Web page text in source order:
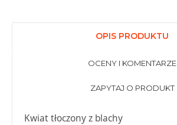
OPIS PRODUKTU
OCENY I KOMENTARZE
ZAPYTAJ O PRODUKT
Kwiat tłoczony z blachy